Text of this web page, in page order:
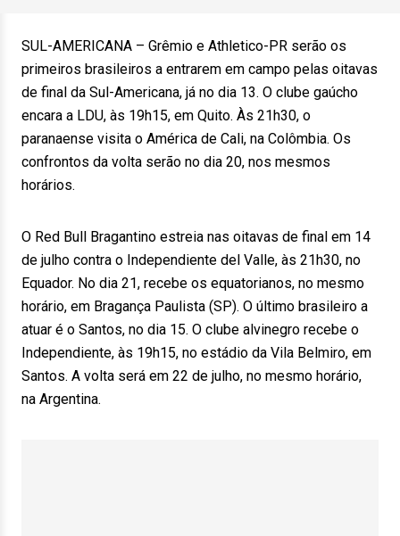
SUL-AMERICANA – Grêmio e Athletico-PR serão os
primeiros brasileiros a entrarem em campo pelas oitavas
de final da Sul-Americana, já no dia 13. O clube gaúcho
encara a LDU, às 19h15, em Quito. Às 21h30, o
paranaense visita o América de Cali, na Colômbia. Os
confrontos da volta serão no dia 20, nos mesmos
horários.
O Red Bull Bragantino estreia nas oitavas de final em 14
de julho contra o Independiente del Valle, às 21h30, no
Equador. No dia 21, recebe os equatorianos, no mesmo
horário, em Bragança Paulista (SP). O último brasileiro a
atuar é o Santos, no dia 15. O clube alvinegro recebe o
Independiente, às 19h15, no estádio da Vila Belmiro, em
Santos. A volta será em 22 de julho, no mesmo horário,
na Argentina.